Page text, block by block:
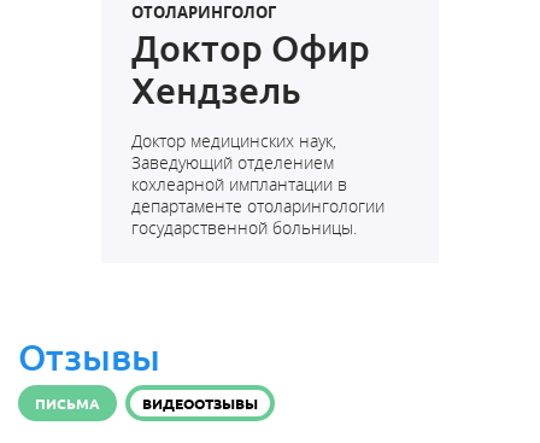
ОТОЛАРИНГОЛОГ
Доктор Офир
Хендзель
Доктор медицинских наук,
Заведующий отделением
кохлеарной имплантации в
департаменте отоларингологии
государственной больницы.
Отзывы
ПИСЬМА ВИДЕООТЗЫВЫ